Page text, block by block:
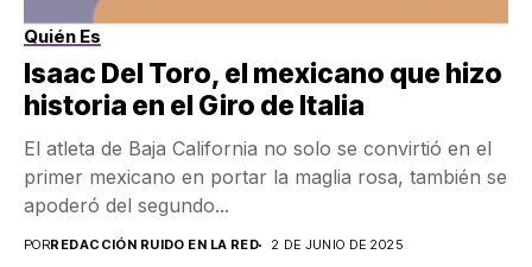
Quién Es
Isaac Del Toro, el mexicano que hizo
historia en el Giro de Italia
El atleta de Baja California no solo se convirtió en el
primer mexicano en portar la maglia rosa, también se
apoderó del segundo...
PORREDACCIÓN RUIDO EN LA RED 2 DE JUNIO DE 2025